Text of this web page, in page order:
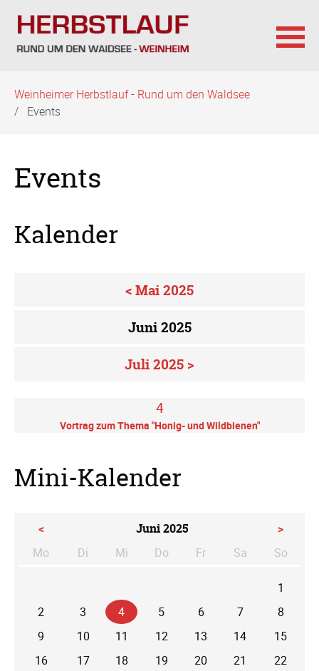
überspringen
Weinheimer Herbstlauf - Rund um den Waldsee
Events
Events
Kalender
< Mai 2025
Juni 2025
Juli 2025 >
4
Vortrag zum Thema "Honig- und Wildbienen"
Mini-Kalender
< Juni 2025
>
Mo
Di enstag
Mi ttwoch
Do nnerstag
Fr Sa mstagSo
1
2
3 4 5 6 7
8
9
10 11 12 13 14
15
16
17 18 19 20 21
22